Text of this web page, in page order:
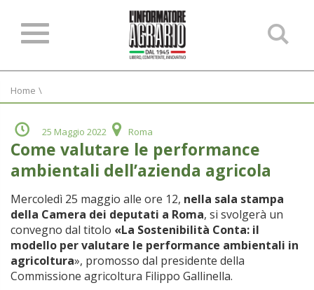
Home \
25 Maggio 2022 Roma
Come valutare le performance
ambientali dell’azienda agricola
Mercoledì 25 maggio alle ore 12, nella sala stampa
della Camera dei deputati a Roma, si svolgerà un
convegno dal titolo «La Sostenibilità Conta: il
modello per valutare le performance ambientali in
agricoltura», promosso dal presidente della
Commissione agricoltura Filippo Gallinella.